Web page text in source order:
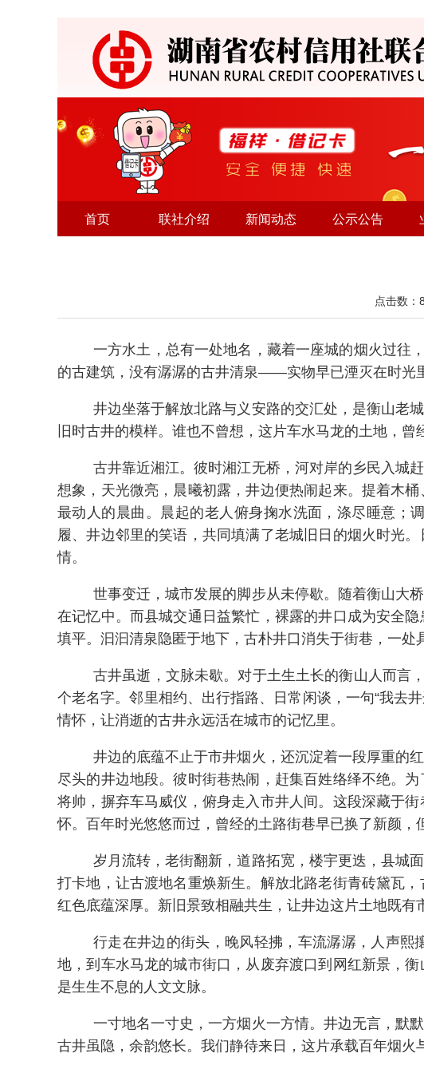
首页 联社介绍 新闻动态 公示公告
点击数：
一方水土，总有一处地名，藏着一座城的烟火过往
的古建筑，没有潺潺的古井清泉——实物早已湮灭在时光
井边坐落于解放北路与义安路的交汇处，是衡山老
旧时古井的模样。谁也不曾想，这片车水马龙的土地，
古井靠近湘江。彼时湘江无桥，河对岸的乡民入城
想象，天光微亮，晨曦初露，井边便热闹起来。提着木
最动人的晨曲。晨起的老人俯身掬水洗面，涤尽睡意；
履、井边邻里的笑语，共同填满了老城旧日的烟火时光
情。
世事变迁，城市发展的脚步从未停歇。随着衡山大
在记忆中。而县城交通日益繁忙，裸露的井口成为安全
填平。汩汩清泉隐匿于地下，古朴井口消失于街巷，一处
古井虽逝，文脉未歇。对于土生土长的衡山人而言
个老名字。邻里相约、出行指路、日常闲谈，一句“我去
情怀，让消逝的古井永远活在城市的记忆里。
井边的底蕴不止于市井烟火，还沉淀着一段厚重的
尽头的井边地段。彼时街巷热闹，赶集百姓络绎不绝。
将帅，摒弃车马威仪，俯身走入市井人间。这段深藏于
怀。百年时光悠悠而过，曾经的土路街巷早已换了新颜
岁月流转，老街翻新，道路拓宽，楼宇更迭，县城
打卡地，让古渡地名重焕新生。解放北路老街青砖黛瓦
红色底蕴深厚。新旧景致相融共生，让井边这片土地既有
行走在井边的街头，晚风轻拂，车流潺潺，人声
地，到车水马龙的城市街口，从废弃渡口到网红新景，
是生生不息的人文文脉。
一寸地名一寸史，一方烟火一方情。井边无言，默
古井虽隐，余韵悠长。我们静待来日，这片承载百年烟火